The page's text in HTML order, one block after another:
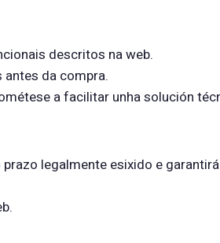
descritos na web.
da compra.
a facilitar unha solución
legalmente esixido e